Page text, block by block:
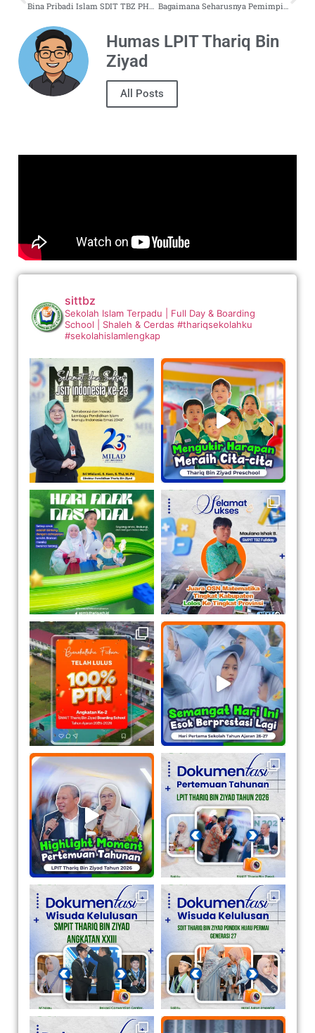
Humas LPIT Thariq Bin
Ziyad
All Posts
sittbz
Sekolah Islam Terpadu | Full Day & Boarding
School | Shaleh & Cerdas #thariqsekolahku
#sekolahislamlengkap